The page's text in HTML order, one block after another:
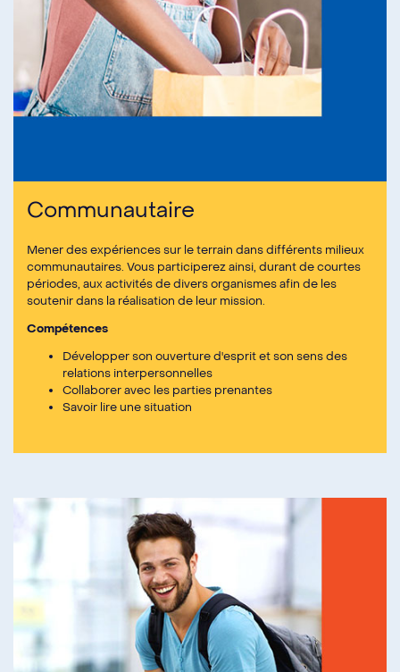
Communautaire
Mener des expériences sur le terrain dans différents milieux
communautaires. Vous participerez ainsi, durant de courtes
périodes, aux activités de divers organismes afin de les
soutenir dans la réalisation de leur mission.
Compétences
Développer son ouverture d'esprit et son sens des
relations interpersonnelles
Collaborer avec les parties prenantes
Savoir lire une situation